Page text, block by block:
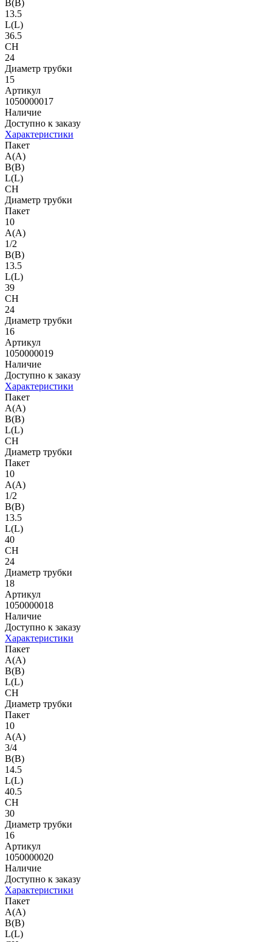
B(B)
13.5
L(L)
36.5
CH
24
Диаметр трубки
15
Артикул
1050000017
Наличие
Доступно к заказу
Характеристики
Пакет
A(A)
B(B)
L(L)
CH
Диаметр трубки
Пакет
10
A(A)
1/2
B(B)
13.5
L(L)
39
CH
24
Диаметр трубки
16
Артикул
1050000019
Наличие
Доступно к заказу
Характеристики
Пакет
A(A)
B(B)
L(L)
CH
Диаметр трубки
Пакет
10
A(A)
1/2
B(B)
13.5
L(L)
40
CH
24
Диаметр трубки
18
Артикул
1050000018
Наличие
Доступно к заказу
Характеристики
Пакет
A(A)
B(B)
L(L)
CH
Диаметр трубки
Пакет
10
A(A)
3/4
B(B)
14.5
L(L)
40.5
CH
30
Диаметр трубки
16
Артикул
1050000020
Наличие
Доступно к заказу
Характеристики
Пакет
A(A)
B(B)
L(L)